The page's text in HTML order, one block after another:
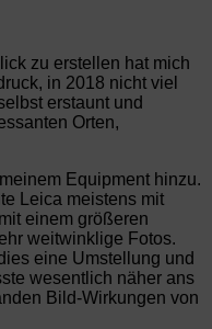
zu erstellen hat mich
in 2018 nicht viel
erstaunt und
Orten,
Equipment hinzu.
Leica meistens mit
einem größeren
weitwinklige Fotos.
eine Umstellung und
wesentlich näher ans
Bild-Wirkungen von